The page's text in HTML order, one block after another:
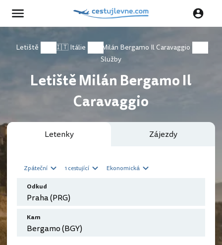
Letiště 🇮🇹 Itálie
Milán Bergamo Il Caravaggio
Služby
Letiště Milán Bergamo Il
Caravaggio
Letenky Zájezdy
Zpáteční 1 cestující Ekonomická
Odkud
Kam